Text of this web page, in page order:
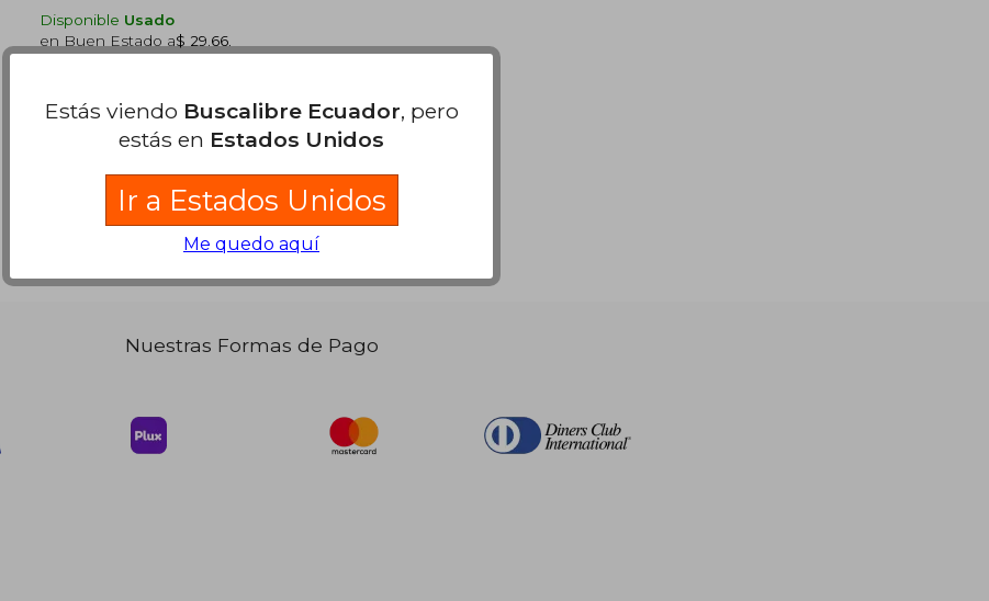
$ 82.00 45% $ 67.96
Disponible Usado
en Buen Estado a$ 29.66
Nuestras Formas de Pago
Estás viendo Buscalibre Ecuador, pero
estás en Estados Unidos
Ir a Estados Unidos
Me quedo aquí